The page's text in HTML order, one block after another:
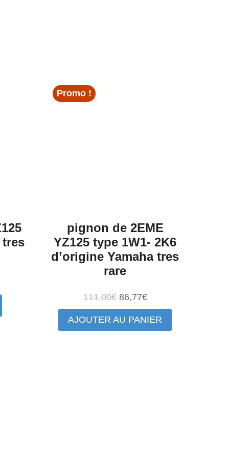
tres
Promo !
pignon de 2EME
YZ125 type 1W1- 2K6
d’origine Yamaha tres
rare
111,00€ Le
prix
initial
86,77€Le
prix
actuel
AJOUTER AU PANIER